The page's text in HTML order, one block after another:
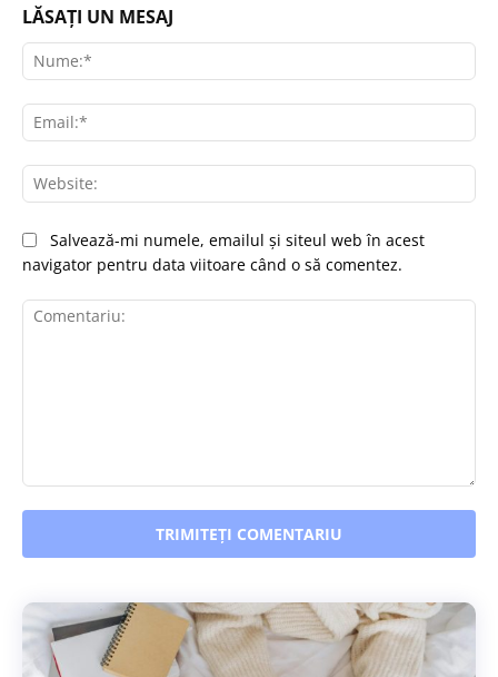
LĂSAȚI UN MESAJ
Salvează-mi numele, emailul și siteul web în acest
navigator pentru data viitoare când o să comentez.